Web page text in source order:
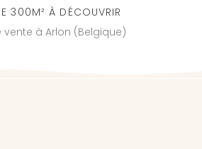
300M² À DÉCOUVRIR
vente à Arlon (Belgique)